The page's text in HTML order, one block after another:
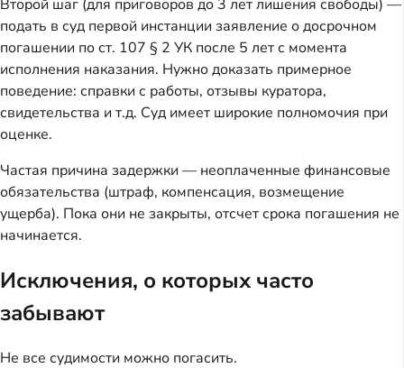
Второй шаг (для приговоров до 3 лет лишения свободы) —
подать в суд первой инстанции заявление о досрочном
погашении по ст. 107 § 2 УК после 5 лет с момента
исполнения наказания. Нужно доказать примерное
поведение: справки с работы, отзывы куратора,
свидетельства и т.д. Суд имеет широкие полномочия при
оценке.
Частая причина задержки — неоплаченные финансовые
обязательства (штраф, компенсация, возмещение
ущерба). Пока они не закрыты, отсчет срока погашения не
начинается.
Исключения, о которых часто
забывают
Не все судимости можно погасить.